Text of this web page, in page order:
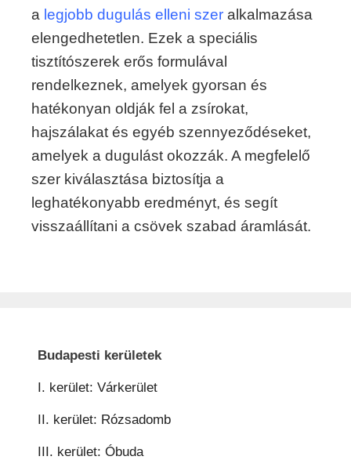
a legjobb dugulás elleni szer alkalmazása
elengedhetetlen. Ezek a speciális
tisztítószerek erős formulával
rendelkeznek, amelyek gyorsan és
hatékonyan oldják fel a zsírokat,
hajszálakat és egyéb szennyeződéseket,
amelyek a dugulást okozzák. A megfelelő
szer kiválasztása biztosítja a
leghatékonyabb eredményt, és segít
visszaállítani a csövek szabad áramlását.
Budapesti kerületek
I. kerület: Várkerület
II. kerület: Rózsadomb
III. kerület: Óbuda